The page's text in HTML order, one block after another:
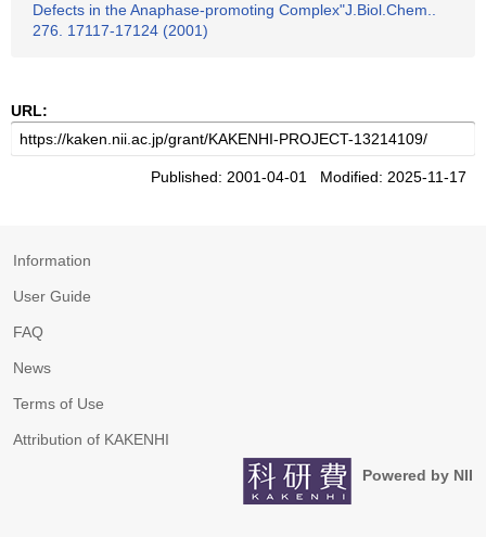
Defects in the Anaphase-promoting Complex"J.Biol.Chem..
276. 17117-17124 (2001)
URL:
Published: 2001-04-01 Modified: 2025-11-17
Information
User Guide
FAQ
News
Terms of Use
Attribution of KAKENHI
Powered by NII